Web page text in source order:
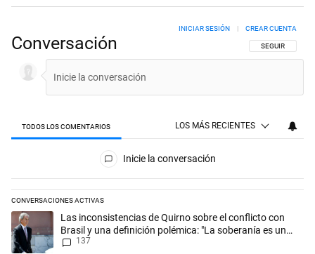
Conversación SIGA ESTA
SEGUIR
INICIAR SESIÓN CREAR CUENTA
TODOS LOS COMENTARIOS LOS MÁS RECIENTES
Todos los comentarios
Inicie la conversación
CONVERSACIONES ACTIVAS
Este listado muestra los artículos con más comentarios en los
Un artículo de tendencia con el título "Las inconsistencias de Quirno
Las inconsistencias de Quirno sobre el conflicto con
Brasil y una definición polémica: "La soberanía es un
concepto antiguo"
137